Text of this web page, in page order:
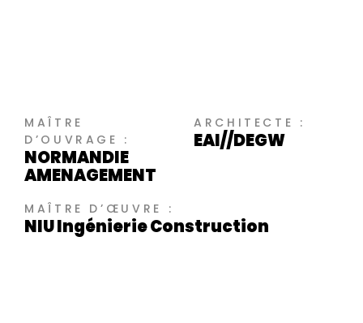
MAÎTRE
D’OUVRAGE :
NORMANDIE
AMENAGEMENT
ARCHITECTE :
EAI//DEGW
MAÎTRE D’ŒUVRE :
NIU Ingénierie Construction